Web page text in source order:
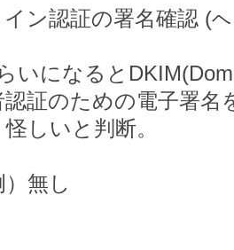
イン認証の署名確認 (
いになると
認証のための電子署名
しいと判断。
無し